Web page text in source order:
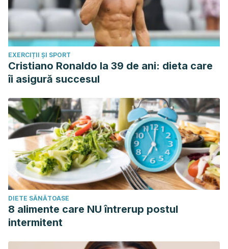
EXERCIȚII ȘI SPORT
Cristiano Ronaldo la 39 de ani: dieta care
îi asigură succesul
DIETE SĂNĂTOASE
8 alimente care NU întrerup postul
intermitent